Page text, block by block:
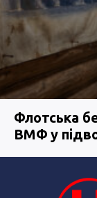
Флотська
ВМФ у